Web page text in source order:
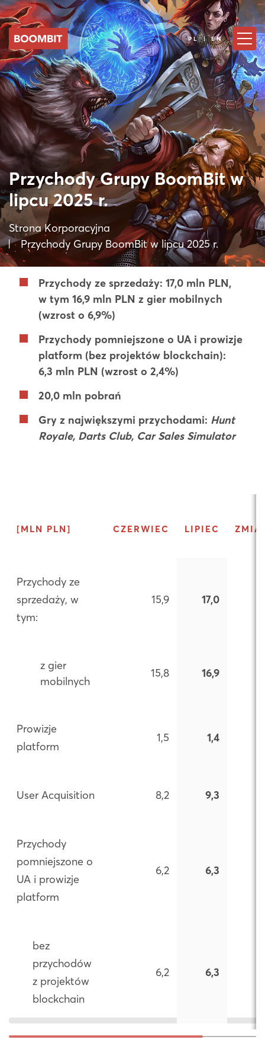
PL | EN
Przychody Grupy BoomBit w
lipcu 2025 r.
Strona Korporacyjna
Przychody Grupy BoomBit w lipcu 2025 r.
Przychody ze sprzedaży: 17,0 mln PLN,
w tym 16,9 mln PLN z gier mobilnych
(wzrost o 6,9%)
Przychody pomniejszone o UA i prowizje
platform (bez projektów blockchain):
6,3 mln PLN (wzrost o 2,4%)
20,0 mln pobrań
Gry z największymi przychodami: Hunt
Royale, Darts Club, Car Sales Simulator
[MLN PLN] CZERWIEC LIPIEC
Przychody ze
sprzedaży, w
tym:
15,9 17,0
z gier
mobilnych
15,8 16,9
Prowizje
platform
1,5 1,4
User Acquisition 8,2 9,3
Przychody
pomniejszone o
UA i prowizje
platform
6,2 6,3
bez
przychodów
z projektów
blockchain
6,2 6,3